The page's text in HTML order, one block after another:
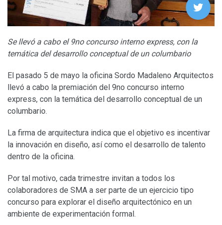
Se llevó a cabo el 9no concurso interno express, con la
temática del desarrollo conceptual de un columbario
El pasado 5 de mayo la oficina Sordo Madaleno Arquitectos
llevó a cabo la premiación del 9no concurso interno
express, con la temática del desarrollo conceptual de un
columbario.
La firma de arquitectura indica que el objetivo es incentivar
la innovación en diseño, así como el desarrollo de talento
dentro de la oficina.
Por tal motivo, cada trimestre invitan a todos los
colaboradores de SMA a ser parte de un ejercicio tipo
concurso para explorar el diseño arquitectónico en un
ambiente de experimentación formal.